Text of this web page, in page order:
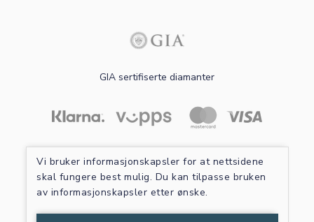
Vi bruker informasjonskapsler for at nettsidene
skal fungere best mulig. Du kan tilpasse bruken
av informasjonskapsler etter ønske.
GIA sertifiserte diamanter
Les mer om sikker betaling